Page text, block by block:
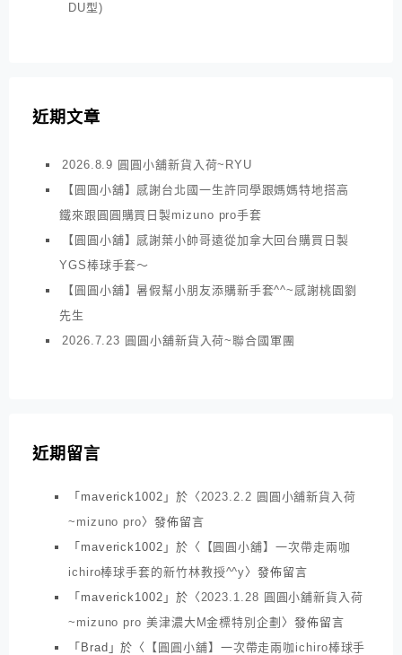
DU型)
近期文章
2026.8.9 圓圓小舖新貨入荷~RYU
【圓圓小舖】感謝台北國一生許同學跟媽媽特地搭高
鐵來跟圓圓購買日製mizuno pro手套
【圓圓小舖】感謝葉小帥哥遠從加拿大回台購買日製
YGS棒球手套～
【圓圓小舖】暑假幫小朋友添購新手套^^~感謝桃園劉
先生
2026.7.23 圓圓小舖新貨入荷~聯合國軍團
近期留言
「 maverick1002 」於〈2023.2.2 圓圓小舖新貨入荷
~mizuno pro〉發佈留言
「 maverick1002 」於〈
【圓圓小舖】一次帶走兩咖
ichiro棒球手套的新竹林教授^^y〉發佈留言
「 maverick1002 」於〈2023.1.28 圓圓小舖新貨入荷
~mizuno pro 美津濃大M金標特別企劃 〉發佈留言
「 Brad 」於〈 【圓圓小舖】一次帶走兩咖ichiro棒球手